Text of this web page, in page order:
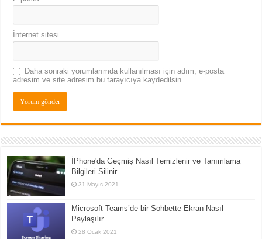
İnternet sitesi
Daha sonraki yorumlarımda kullanılması için adım, e-posta
adresim ve site adresim bu tarayıcıya kaydedilsin.
İPhone'da Geçmiş Nasıl Temizlenir ve Tanımlama
Bilgileri Silinir
31 Mayıs 2021
Microsoft Teams’de bir Sohbette Ekran Nasıl
Paylaşılır
28 Ocak 2021